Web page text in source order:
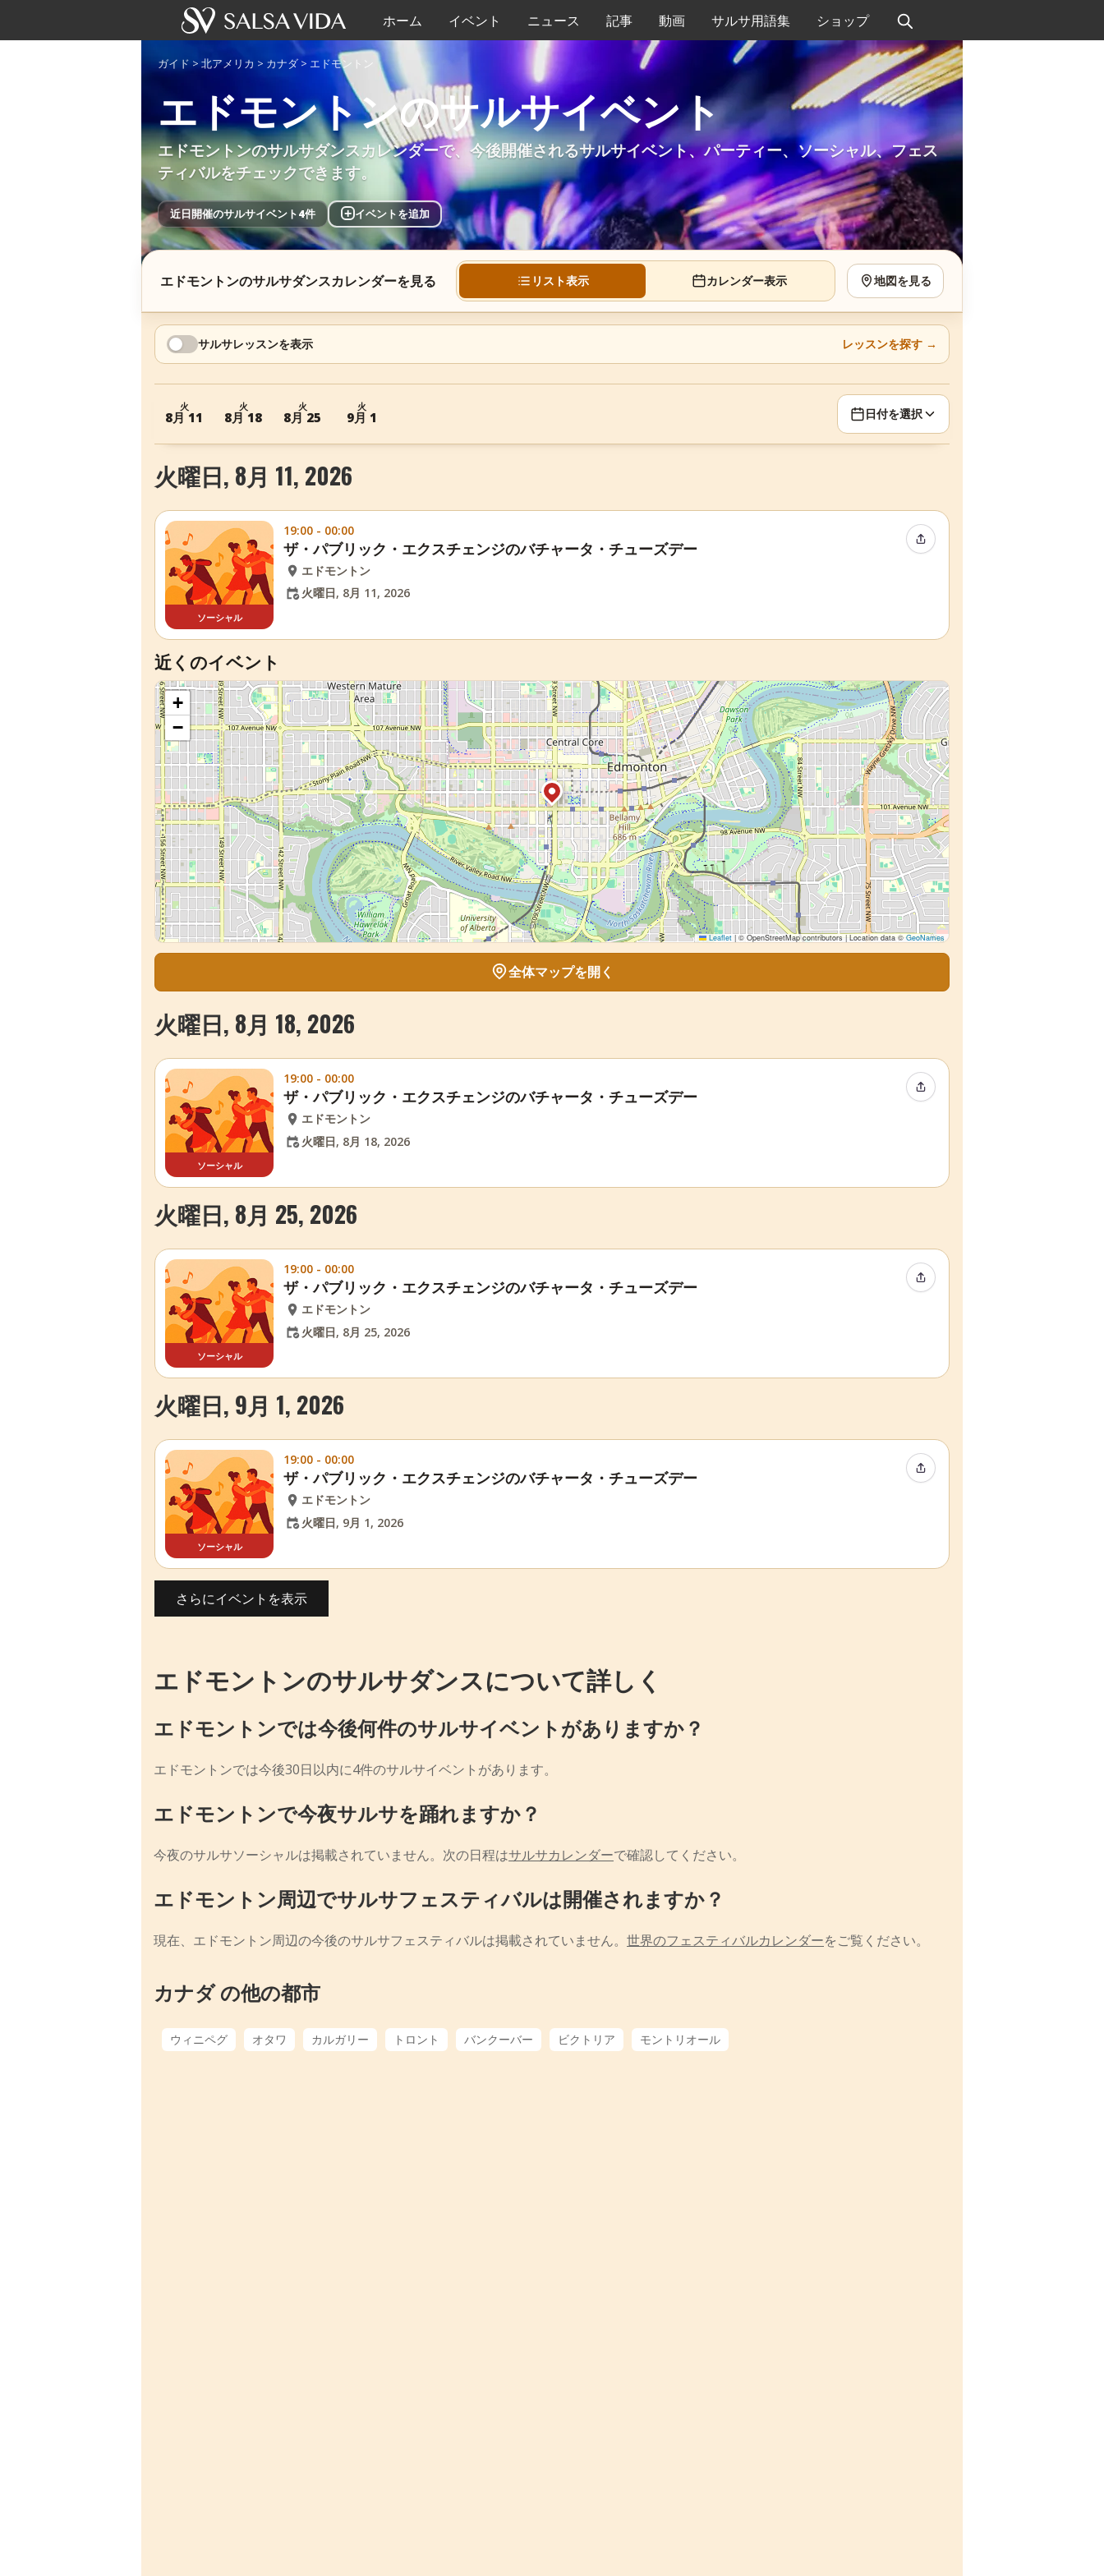
ホーム イベント ニュース 記事 動画 サルサ用語集 ショップ
ガイド > 北アメリカ > カナダ > エドモントン
エドモントンのサルサイベント
エドモントンのサルサダンスカレンダーで、今後開催されるサルサイベント、パーティー、ソーシャル、フェス
ティバルをチェックできます。
近日開催のサルサイベント4件 + イベントを追加
エドモントンのサルサダンスカレンダーを見る リスト表示 カレンダー表示 地図を見る
サルサレッスンを表示 レッスンを探す →
火
8月 11
火
8月 18
火
8月 25
火
9月 1 日付を選択
火曜日, 8月 11, 2026
ソーシャル
19:00 - 00:00
ザ・パブリック・エクスチェンジのバチャータ・チューズデー
エドモントン
火曜日, 8月 11, 2026
イベントをシェア
近くのイベント
+
−
Leaflet |© OpenStreetMap contributors | Location data ©GeoNames
全体マップを開く
火曜日, 8月 18, 2026
ソーシャル
19:00 - 00:00
ザ・パブリック・エクスチェンジのバチャータ・チューズデー
エドモントン
火曜日, 8月 18, 2026
イベントをシェア
火曜日, 8月 25, 2026
ソーシャル
19:00 - 00:00
ザ・パブリック・エクスチェンジのバチャータ・チューズデー
エドモントン
火曜日, 8月 25, 2026
イベントをシェア
火曜日, 9月 1, 2026
ソーシャル
19:00 - 00:00
ザ・パブリック・エクスチェンジのバチャータ・チューズデー
エドモントン
火曜日, 9月 1, 2026
イベントをシェア
さらにイベントを表示
エドモントンのサルサダンスについて詳しく
エドモントンでは今後何件のサルサイベントがありますか？
エドモントンでは今後30日以内に4件のサルサイベントがあります。
エドモントンで今夜サルサを踊れますか？
今夜のサルサソーシャルは掲載されていません。次の日程はサルサカレンダーで確認してください。
エドモントン周辺でサルサフェスティバルは開催されますか？
現在、エドモントン周辺の今後のサルサフェスティバルは掲載されていません。 世界のフェスティバルカレンダーをご覧ください。
カナダ の他の都市
ウィニペグ オタワ カルガリー トロント バンクーバー ビクトリア モントリオール